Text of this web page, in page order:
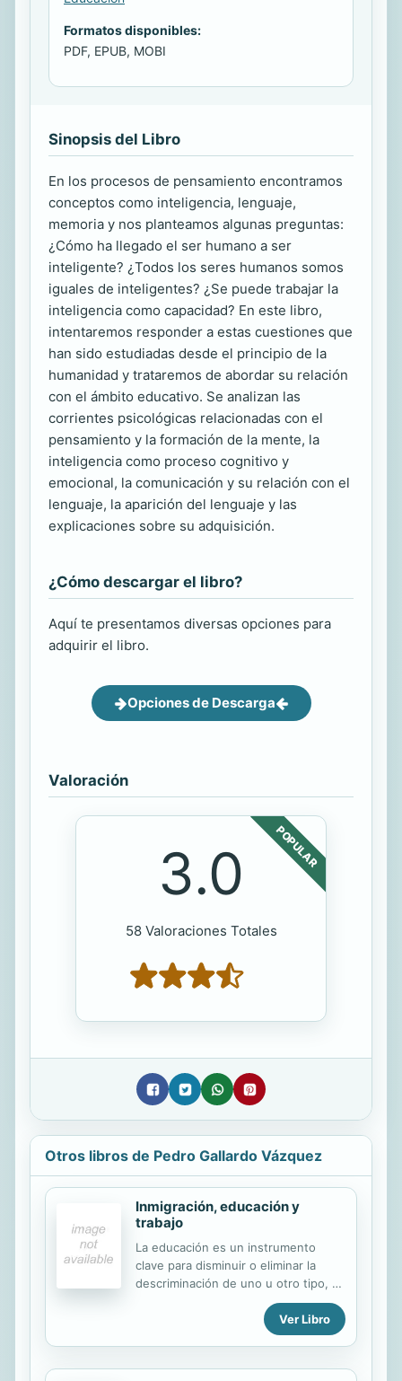
Formatos disponibles:
PDF, EPUB, MOBI
Sinopsis del Libro
En los procesos de pensamiento encontramos
conceptos como inteligencia, lenguaje,
memoria y nos planteamos algunas preguntas:
¿Cómo ha llegado el ser humano a ser
inteligente? ¿Todos los seres humanos somos
iguales de inteligentes? ¿Se puede trabajar la
inteligencia como capacidad? En este libro,
intentaremos responder a estas cuestiones que
han sido estudiadas desde el principio de la
humanidad y trataremos de abordar su relación
con el ámbito educativo. Se analizan las
corrientes psicológicas relacionadas con el
pensamiento y la formación de la mente, la
inteligencia como proceso cognitivo y
emocional, la comunicación y su relación con el
lenguaje, la aparición del lenguaje y las
explicaciones sobre su adquisición.
¿Cómo descargar el libro?
Aquí te presentamos diversas opciones para
adquirir el libro.
Opciones de Descarga
Valoración
POPULAR
3.0
58 Valoraciones Totales
Otros libros de Pedro Gallardo Vázquez
Inmigración, educación y
trabajo
La educación es un instrumento
clave para disminuir o eliminar la
descriminación de uno u otro tipo, ya
sea por motivo de raza, sexo, edad,
enfermedad, incapacidad, idioma o
Ver Libro